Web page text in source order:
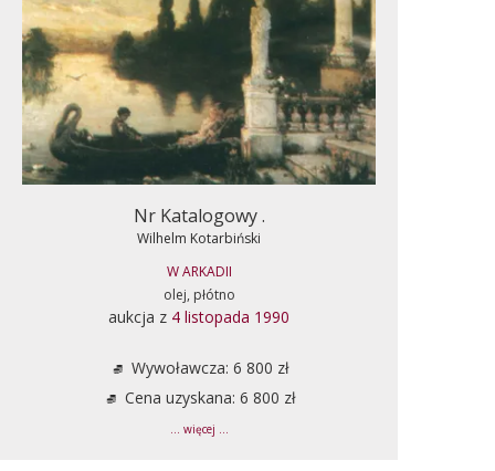
Nr Katalogowy .
Wilhelm Kotarbiński
W ARKADII
olej, płótno
aukcja z 4 listopada 1990
Wywoławcza: 6 800 zł
Cena uzyskana: 6 800 zł
... więcej ...